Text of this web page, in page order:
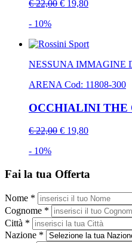
€ 22,00 € 19,80
- 10%
NESSUNA IMMAGINE
ARENA Cod: 11808-300
OCCHIALINI THE
€ 22,00 € 19,80
- 10%
Fai la tua Offerta
Nome *
Cognome *
Città *
Nazione *